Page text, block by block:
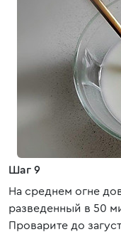
Шаг 9
На среднем огне
разведенный в 50
Проварите до